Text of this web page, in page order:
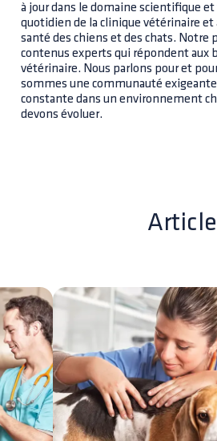
à jour dans le domaine scientifique
quotidien de la clinique vétérinaire et
santé des chiens et des chats.
contenus experts qui répondent aux
vétérinaire. Nous parlons pour et
sommes une communauté
constante dans un environnement
devons évoluer.